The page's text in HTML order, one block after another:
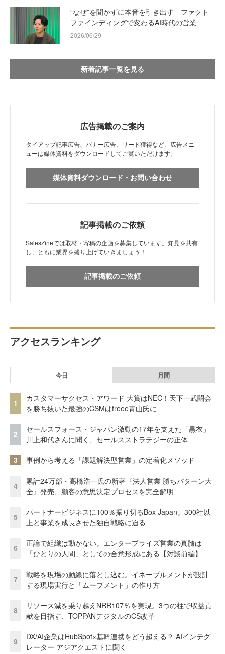
“なぜ”を聞かずに本音を引き出す ファクト
ファインディングで変わるAI時代の営業
2026/06/29
新着記事一覧を見る
広告掲載のご案内
タイアップ記事広告、バナー広告、リード獲得など、広告メニ
ューは媒体資料をダウンロードしてご覧いただけます。
媒体資料ダウンロード・お問い合わせ
記事掲載のご依頼
SalesZineでは取材・寄稿の企画を募集しています。知見を共有
し、ともに業界を盛り上げていきましょう！
記事掲載のご依頼
アクセスランキング
今日 月間
1
カスタマーサクセス・アワード 大賞はNEC！天下一武闘会
を勝ち抜いた最強のCSMはfreee青山氏に
2
セールスフォース・ジャパン激動の17年を支えた「黒衣」
川上和代さんに聞く、セールスストラテジーの正体
3 事例から考える「課題解決型営業」の定着化メソッド
4
累計24万部・高橋浩一氏の新著『法人営業 勝ちパターン大
全』発売、顧客の意思決定プロセスを完全解明
5
パートナービジネスに100％振り切るBox Japan。300社以
上と事業を成長させた独自戦略に迫る
6
正論で組織は動かない。エンタープライズ営業の真髄は
「ひとりの人間」としての合意形成にある【対談前編】
7
戦略を現場の動線に落とし込む。イネーブルメントが設計
する現場実行と「ムーブメント」の作り方
8
リソース減を乗り越えNRR107％を実現。3つの柱で収益貢
献を目指す、TOPPANデジタルのCS改革
9
DX/AI企業はHubSpot×基幹連携をどう超える？ AIインテグ
レーター アジアクエストに聞く